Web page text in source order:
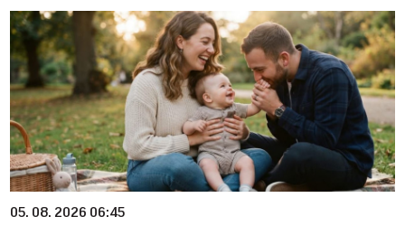
05. 08. 2026 06:45